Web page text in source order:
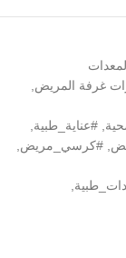
غرفة المريض,
, #عناية_طبية,
, #كرسي_مريض,
,